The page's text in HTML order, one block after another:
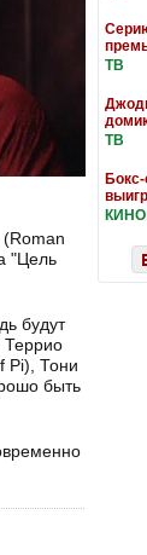
"Цель
будут
Террио
Pi), Тони
быть
ТВ
ТВ
КИНО